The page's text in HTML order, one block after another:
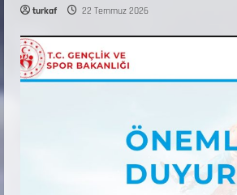
turkaf 22 Temmuz 2026